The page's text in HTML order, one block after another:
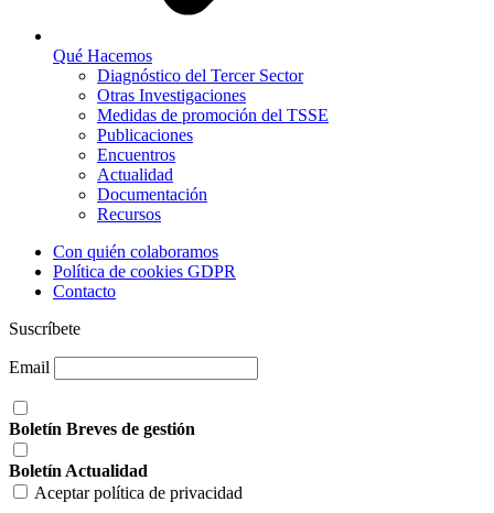
Qué Hacemos
Diagnóstico del Tercer Sector
Otras Investigaciones
Medidas de promoción del TSSE
Publicaciones
Encuentros
Actualidad
Documentación
Recursos
Con quién colaboramos
Política de cookies GDPR
Contacto
Suscríbete
Email
Boletín Breves de gestión
Boletín Actualidad
Aceptar política de privacidad